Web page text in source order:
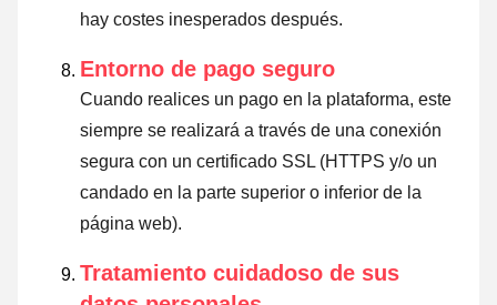
hay costes inesperados después.
Entorno de pago seguro
Cuando realices un pago en la plataforma, este
siempre se realizará a través de una conexión
segura con un certificado SSL (HTTPS y/o un
candado en la parte superior o inferior de la
página web).
Tratamiento cuidadoso de sus